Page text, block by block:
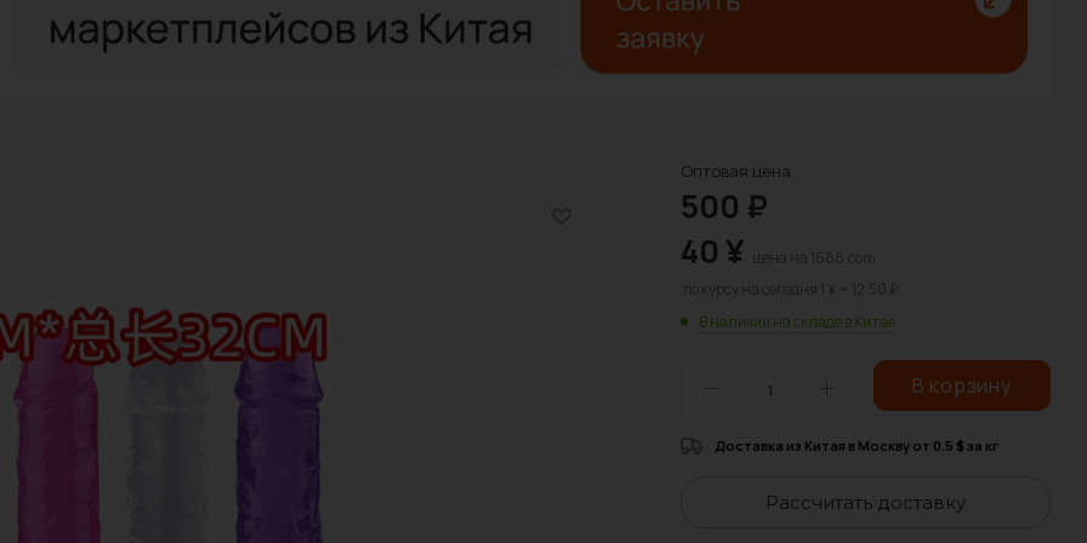
Оптовая цена
500 ₽
40¥ цена на 1688.com
по курсу на сегодня 1 ¥ = 12.50 ₽
В наличии на складе в Китае
В корзину
Доставка из Китая в Москву от 0.5 $ за кг
Рассчитать доставку